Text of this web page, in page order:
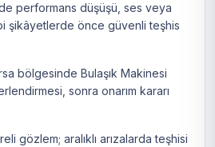
performans düşüşü, ses veya
şikâyetlerde önce güvenli teşhis
bölgesinde Bulaşık Makinesi
sonra onarım kararı
gözlem; aralıklı arızalarda teşhisi